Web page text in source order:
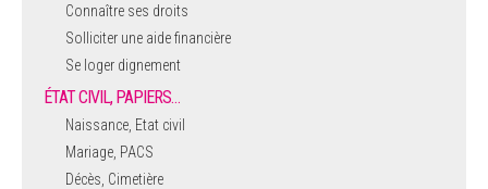
Connaître ses droits
Solliciter une aide financière
Se loger dignement
ÉTAT CIVIL, PAPIERS…
Naissance, Etat civil
Mariage, PACS
Décès, Cimetière